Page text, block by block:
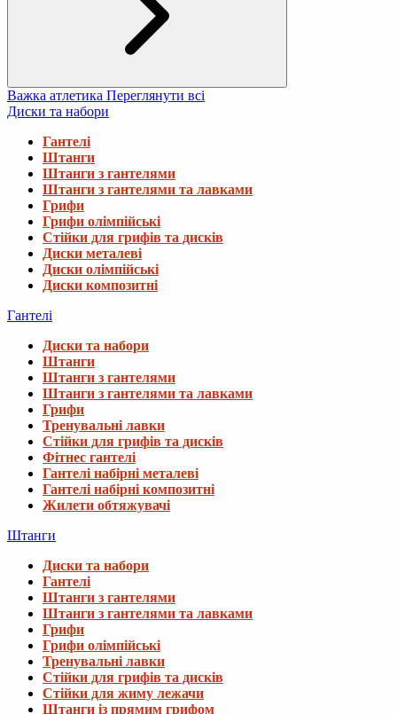
Важка атлетика Переглянути всі
Диски та набори
Гантелі
Штанги
Штанги з гантелями
Штанги з гантелями та лавками
Грифи
Грифи олімпійські
Стійки для грифів та дисків
Диски металеві
Диски олімпійські
Диски композитні
Гантелі
Диски та набори
Штанги
Штанги з гантелями
Штанги з гантелями та лавками
Грифи
Тренувальні лавки
Стійки для грифів та дисків
Фітнес гантелі
Гантелі набірні металеві
Гантелі набірні композитні
Жилети обтяжувачі
Штанги
Диски та набори
Гантелі
Штанги з гантелями
Штанги з гантелями та лавками
Грифи
Грифи олімпійські
Тренувальні лавки
Стійки для грифів та дисків
Стійки для жиму лежачи
Штанги із прямим грифом